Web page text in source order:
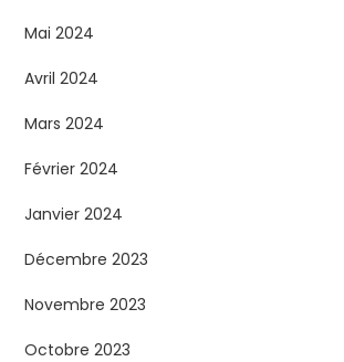
Mai 2024
Avril 2024
Mars 2024
Février 2024
Janvier 2024
Décembre 2023
Novembre 2023
Octobre 2023